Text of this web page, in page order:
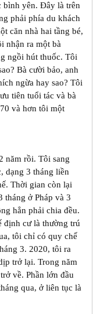
bình yên. Đây là trên
phải phía du khách
căn nhà hai tầng bé,
nhận ra một bà
ngồi hút thuốc. Tôi
Bà cười bảo, anh
ngừa hay sao? Tôi
tiên tuổi tác và bà
và hơn tôi một
năm rồi. Tôi sang
dạng 3 tháng liền
Thời gian còn lại
tháng ở Pháp và 3
hẳn phải chia đều.
định cư là thường trú
tôi chỉ có quy chế
3. 2020, tôi ra
trở lại. Trong năm
về. Phần lớn đầu
qua, ở liên tục là